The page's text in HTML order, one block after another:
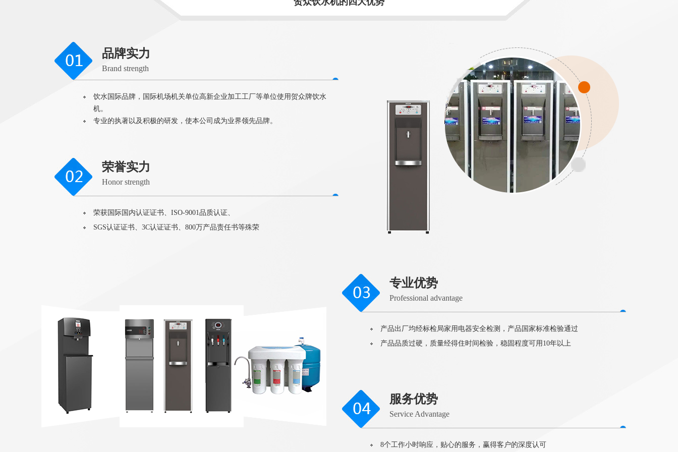
品牌实力
Brand strength
饮水国际品牌，国际机场机关单位高新企业加工工厂等单位使用贺众牌饮水
机。
专业的执著以及积极的研发，使本公司成为业界领先品牌。
荣誉实力
Honor strength
荣获国际国内认证证书、ISO-9001品质认证、
SGS认证证书、3C认证证书、800万产品责任书等殊荣
专业优势
Professional advantage
产品出厂均经标检局家用电器安全检测，产品国家标准检验通过
产品品质过硬，质量经得住时间检验，稳固程度可用10年以上
服务优势
Service Advantage
8个工作小时响应，贴心的服务，赢得客户的深度认可